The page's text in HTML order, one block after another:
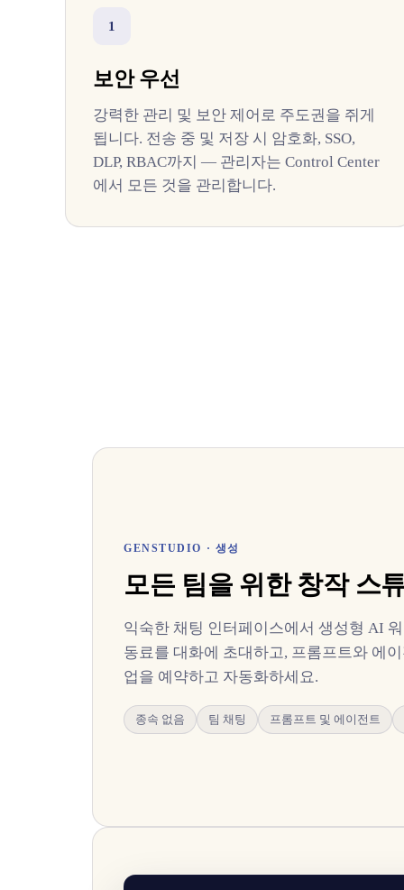
1
보안 우선
강력한 관리 및 보안 제어로 주도권을 쥐게
됩니다. 전송 중 및 저장 시 암호화, SSO,
DLP, RBAC까지 — 관리자는 Control Center
에서 모든 것을 관리합니다.
GENSTUDIO · 생성
모든 팀을 위한 창작 스
익숙한 채팅 인터페이스에서 생성형 AI
동료를 대화에 초대하고, 프롬프트와 에
업을 예약하고 자동화하세요.
종속 없음 팀 채팅 프롬프트 및 에이전트